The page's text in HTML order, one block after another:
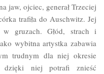
jaw, ojciec, generał Trzeciej
trafiła do Auschwitz. Jej
w gruzach. Głód, strach i
wybitna artystka zabawia
trudnym dla niej okresie
niej potrafi znieść